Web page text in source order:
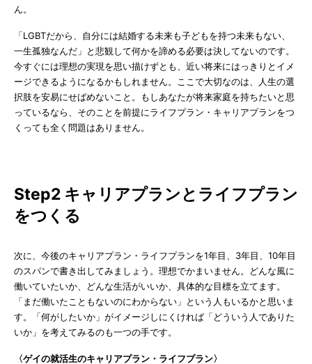
ん。
「LGBTだから、自分には結婚する未来も子どもを持つ未来もない、
一生孤独なんだ」と悲観して何かを諦める必要は決してないのです。
今すぐには理想の実現を思い描けずとも、近い将来にはっきりとイメ
ージできるようになるかもしれません。ここで大切なのは、人生の選
択肢を安易にせばめないこと。もしあなたが将来家庭を持ちたいと思
っているなら、そのことを前提にライフプラン・キャリアプランをつ
くっても全く問題はありません。
Step2 キャリアプランとライフプラン
をつくる
次に、今後のキャリアプラン・ライフプランを1年目、3年目、10年目
のスパンで書き出してみましょう。理想でかまいません。どんな風に
働いていたいか、どんな生活がいいか、具体的な目標を立てます。
「まだ働いたこともないのにわからない」という人もいるかと思いま
す。「何がしたいか」がイメージしにくければ「どういう人でありた
いか」を考えてみるのも一つの手です。
〈ゲイの就活生のキャリアプラン・ライフプラン〉